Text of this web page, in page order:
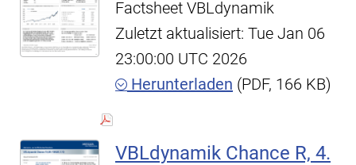
Factsheet VBLdynamik
Zuletzt aktualisiert: Tue Jan 06
23:00:00 UTC 2026
Herunterladen (PDF, 166 KB)
VBLdynamik Chance R, 4.